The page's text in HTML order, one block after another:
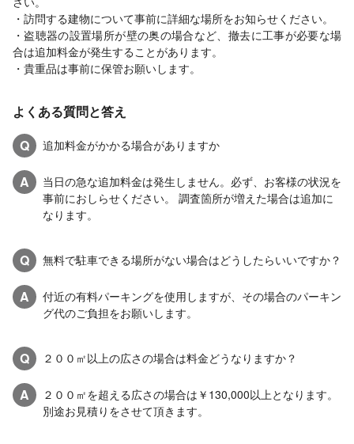
・訪問する建物について事前に詳細な場所をお知らせください。
・盗聴器の設置場所が壁の奥の場合など、撤去に工事が必要な場
合は追加料金が発生することがあります。
・貴重品は事前に保管お願いします。
よくある質問と答え
Q
追加料金がかかる場合がありますか
A
当日の急な追加料金は発生しません。必ず、お客様の状況を
事前におしらせください。 調査箇所が増えた場合は追加に
なります。
Q 無料で駐車できる場所がない場合はどうしたらいいですか？
A
付近の有料パーキングを使用しますが、その場合のパーキン
グ代のご負担をお願いします。
Q ２００㎡以上の広さの場合は料金どうなりますか？
A
２００㎡を超える広さの場合は￥130,000以上となります。
別途お見積りをさせて頂きます。